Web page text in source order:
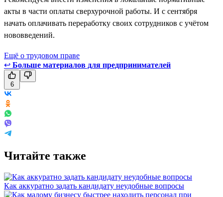
акты в части оплаты сверхурочной работы. И с сентября
начать оплачивать переработку своих сотрудников с учётом
нововведений.
Ещё о трудовом праве
↩ Больше материалов для предпринимателей
6
Читайте также
Как аккуратно задать кандидату неудобные вопросы